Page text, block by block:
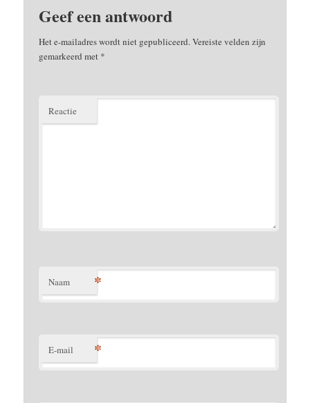
Geef een antwoord
Het e-mailadres wordt niet gepubliceerd.Vereiste velden zijn
gemarkeerd met *
Reactie
Naam *
E-mail *